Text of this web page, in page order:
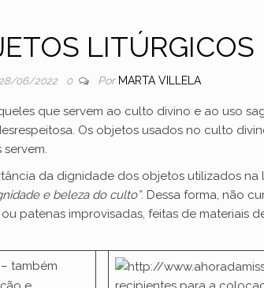
LITÚRGICOS
06/2022 0 Por MARTA VILLELA
que servem ao culto divino e ao uso
Os objetos usados no culto
da dignidade dos objetos utilizados na
e beleza do culto”. Dessa forma, não
patenas improvisadas, feitas de materiais
– também